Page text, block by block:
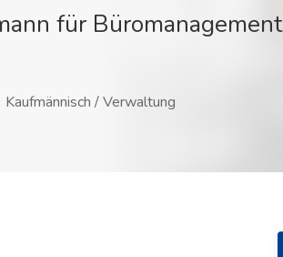
für Büromanagement
Kaufmännisch / Verwaltung